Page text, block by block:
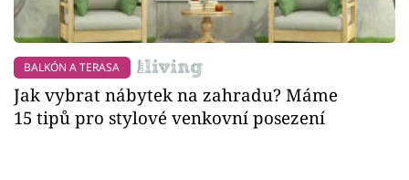
BALKÓN A TERASA
Jak vybrat nábytek na zahradu? Máme
15 tipů pro stylové venkovní posezení